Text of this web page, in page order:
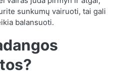
sunkumų vairuoti, tai gali
balansuoti.